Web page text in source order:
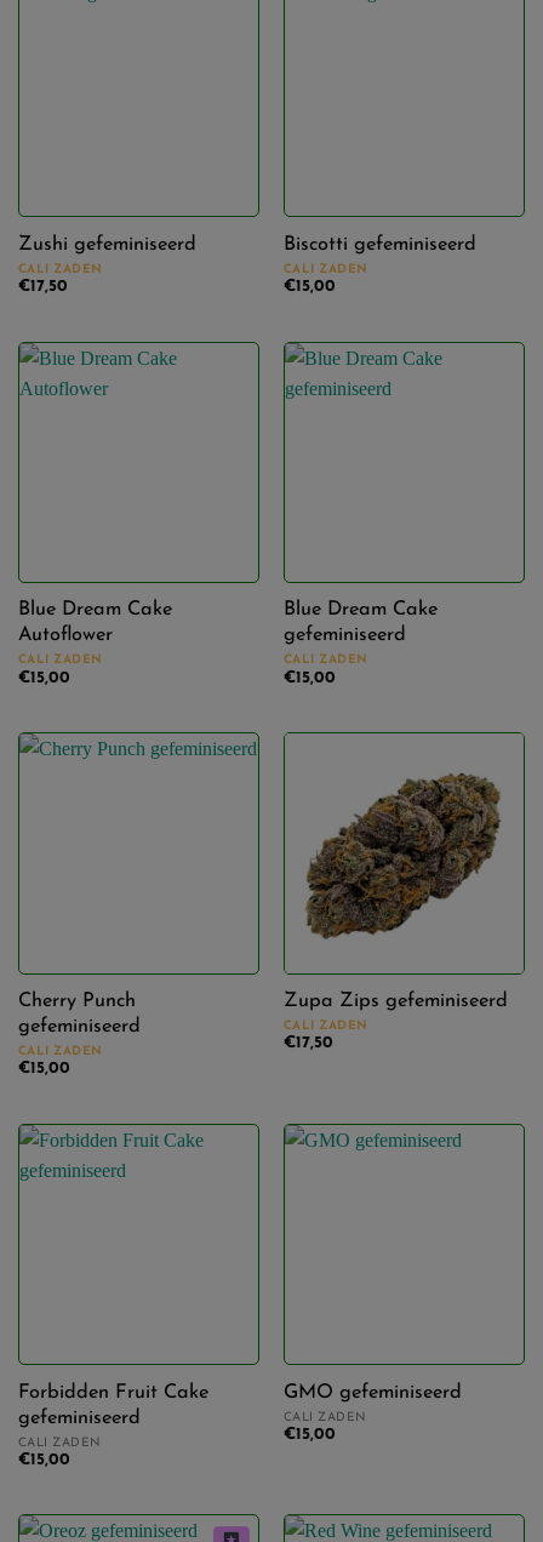
CALI ZADEN
Zushi gefeminiseerd
€17,50
CALI ZADEN
Biscotti gefeminiseerd
€15,00
CALI ZADEN
Blue Dream Cake
Autoflower
€15,00
CALI ZADEN
Blue Dream Cake
gefeminiseerd
€15,00
CALI ZADEN
Cherry Punch
gefeminiseerd
€15,00
CALI ZADEN
Zupa Zips gefeminiseerd
€17,50
CALI ZADEN
Forbidden Fruit Cake
gefeminiseerd
€15,00
CALI ZADEN
GMO gefeminiseerd
€15,00